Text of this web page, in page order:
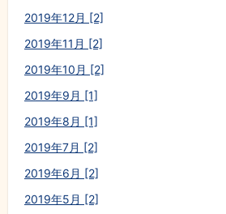
2019年12月 [2]
2019年11月 [2]
2019年10月 [2]
2019年9月 [1]
2019年8月 [1]
2019年7月 [2]
2019年6月 [2]
2019年5月 [2]